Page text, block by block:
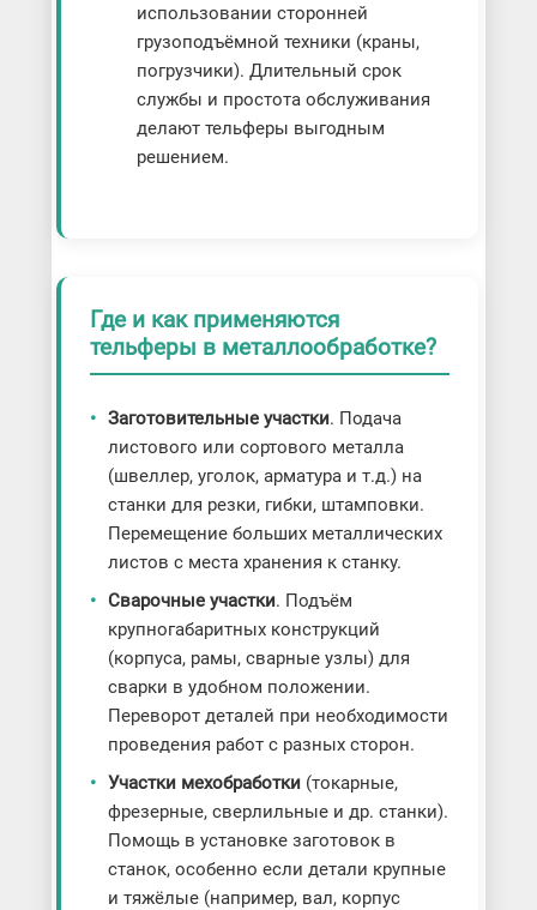
использовании сторонней
грузоподъёмной техники (краны,
погрузчики). Длительный срок
службы и простота обслуживания
делают тельферы выгодным
решением.
Где и как применяются
тельферы в металлообработке?
Заготовительные участки. Подача
листового или сортового металла
(швеллер, уголок, арматура и т.д.) на
станки для резки, гибки, штамповки.
Перемещение больших металлических
листов с места хранения к станку.
Сварочные участки. Подъём
крупногабаритных конструкций
(корпуса, рамы, сварные узлы) для
сварки в удобном положении.
Переворот деталей при необходимости
проведения работ с разных сторон.
Участки мехобработки(токарные,
фрезерные, сверлильные и др. станки).
Помощь в установке заготовок в
станок, особенно если детали крупные
и тяжёлые (например, вал, корпус